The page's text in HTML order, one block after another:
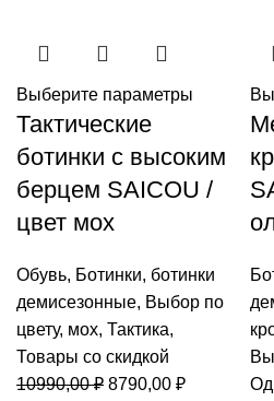
Выберите параметры
Тактические
ботинки с высоким
берцем SAICOU /
цвет мох
Обувь, Ботинки, ботинки
демисезонные, Выбор по
цвету, мох, Тактика,
Товары со скидкой
10990,00₽ Первоначальная
8790,00 ₽Текущая